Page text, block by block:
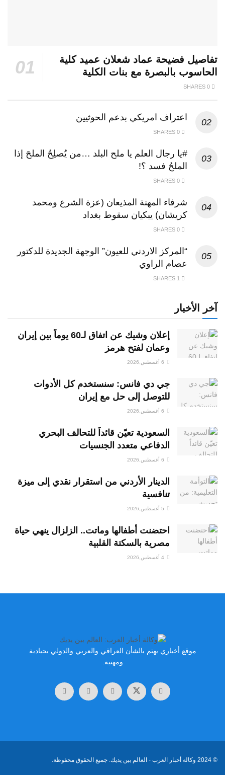
تفاصيل فضيحة عماد شعلان عميد كلية
الحاسوب بالبصرة مع بنات الكلية
اعتراف امريكي بدعم الحوثيين
#يا رجال العلم يا ملح البلد …من يُصلِحُ الملحَ إذا
الملحُ فسد ؟!
شرفاء المهنة المذيعان (عزة الشرع ومحمد
كريشان) يبكيان سقوط بغداد
“المركز الاردني للعيون” الوجهة الجديدة للدكتور
عصام الراوي
آخر الأخبار
إعلان وشيك عن اتفاق لـ60 يوماً بين إيران
وعمان لفتح هرمز
جي دي فانس: سنستخدم كل الأدوات
للتوصل إلى حل مع إيران
السعودية تعيّن قائداً للتحالف البحري
الدفاعي متعدد الجنسيات
الدينار الأردني من استقرار نقدي إلى ميزة
تنافسية
احتضنت أطفالها وماتت.. الزلزال ينهي حياة
مصرية بالسكتة القلبية
موقع أخباري يهتم بالشأن العراقي والعربي والدولي بحيادية
ومهنية.
© 2024 وكالة أخبار العرب - العالم بين يديك. جميع الحقوق محفوظة.